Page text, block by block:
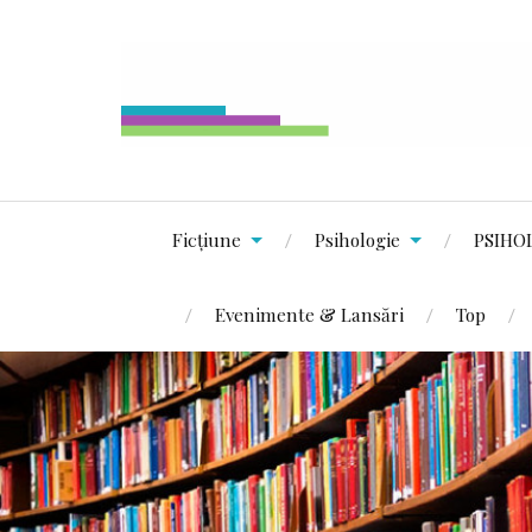
Ficțiune Psihologie
Evenimente & Lansări Top